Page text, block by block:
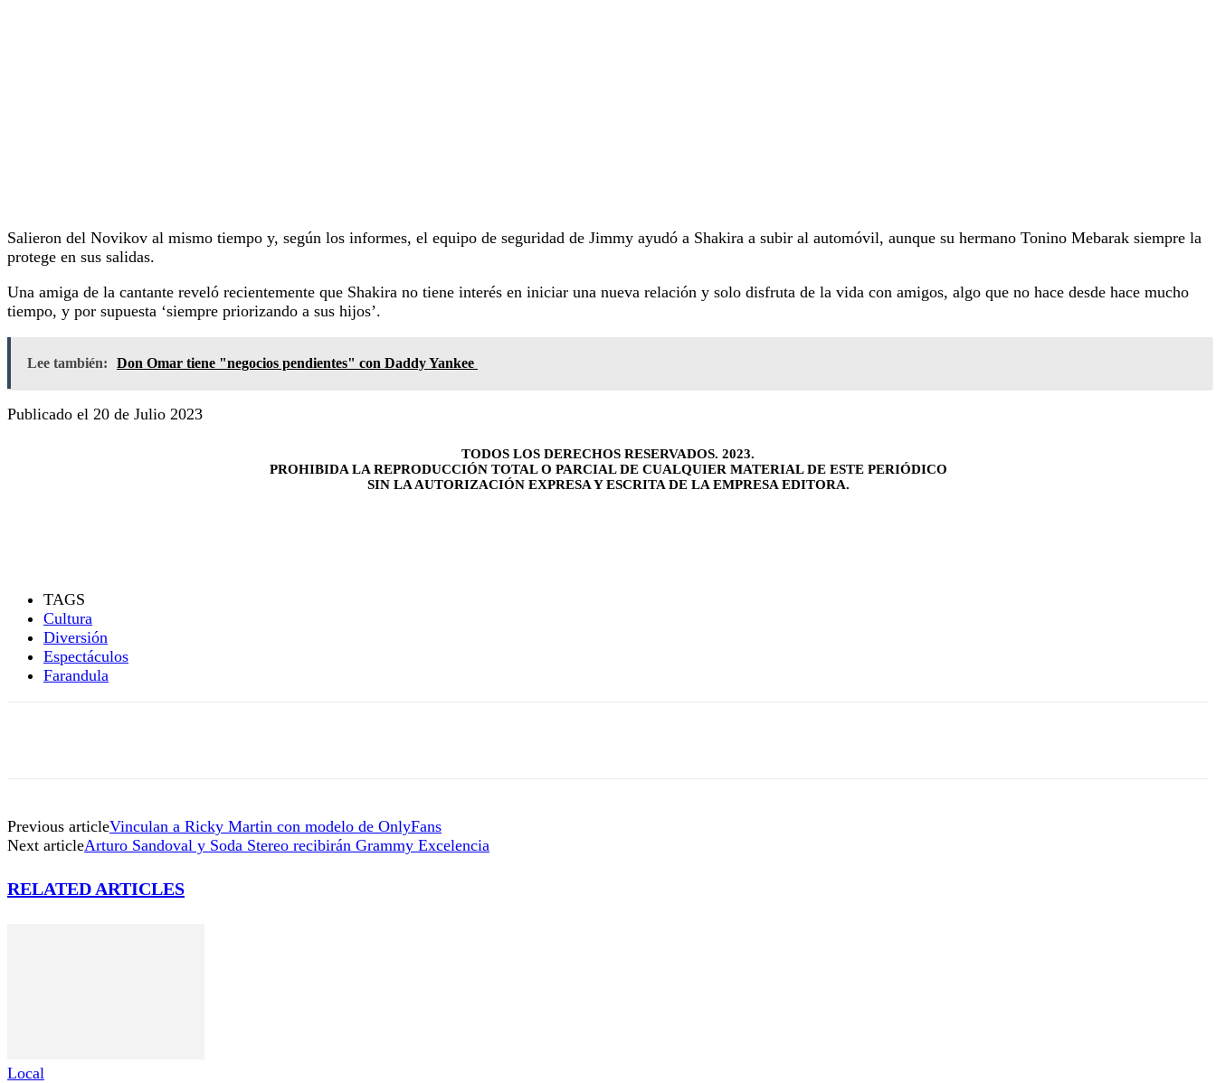
Salieron del Novikov al mismo tiempo y, según los informes, el equipo de seguridad de Jimmy ayudó a Shakira a subir al automóvil, aunque su hermano Tonino Mebarak siempre la
protege en sus salidas.
Una amiga de la cantante reveló recientemente que Shakira no tiene interés en iniciar una nueva relación y solo disfruta de la vida con amigos, algo que no hace desde hace mucho
tiempo, y por supuesta ‘siempre priorizando a sus hijos’.
Lee también: Don Omar tiene "negocios pendientes" con Daddy Yankee
Publicado el 20 de Julio 2023
TODOS LOS DERECHOS RESERVADOS. 2023.
PROHIBIDA LA REPRODUCCIÓN TOTAL O PARCIAL DE CUALQUIER MATERIAL DE ESTE PERIÓDICO
SIN LA AUTORIZACIÓN EXPRESA Y ESCRITA DE LA EMPRESA EDITORA.
TAGS
Cultura
Diversión
Espectáculos
Farandula
Previous articleVinculan a Ricky Martin con modelo de OnlyFans
Next articleArturo Sandoval y Soda Stereo recibirán Grammy Excelencia
RELATED ARTICLES
Local